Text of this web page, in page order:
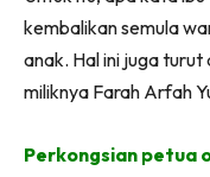
kembalikan semula
anak. Hal ini juga turut
miliknya Farah Arfah
Perkongsian petua